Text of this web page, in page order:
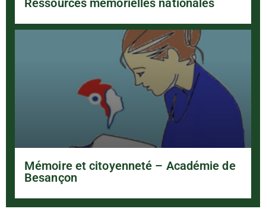
Ressources mémorielles nationales
Mémoire et citoyenneté – Académie de
Besançon